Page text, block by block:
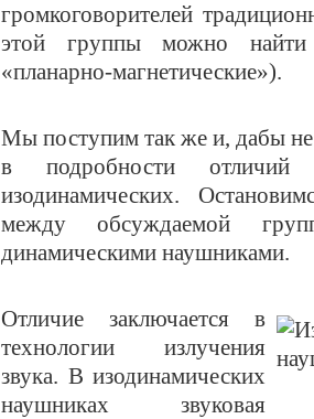
громкоговорителей
этой группы можно найти
«планарно-магнетические»).
Мы поступим так же и, дабы не
в подробности отличий
изодинамических.
между обсуждаемой
динамическими наушниками.
Отличие заключается в
технологии излучения
звука. В изодинамических
наушниках звуковая